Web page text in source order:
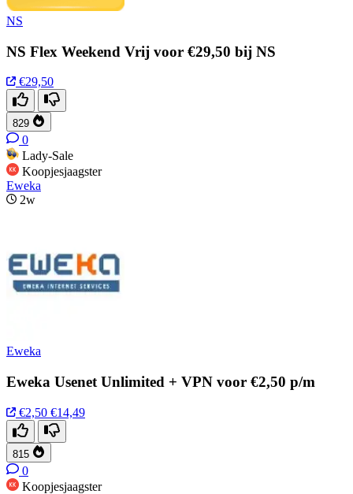
NS
NS Flex Weekend Vrij voor €29,50 bij NS
€29,50
829
0
Lady-Sale
Koopjesjaagster
Eweka
2w
Eweka
Eweka Usenet Unlimited + VPN voor €2,50 p/m
€2,50 €14,49
815
0
Koopjesjaagster